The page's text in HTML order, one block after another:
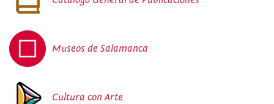
Museos de Salamanca
Cultura con Arte